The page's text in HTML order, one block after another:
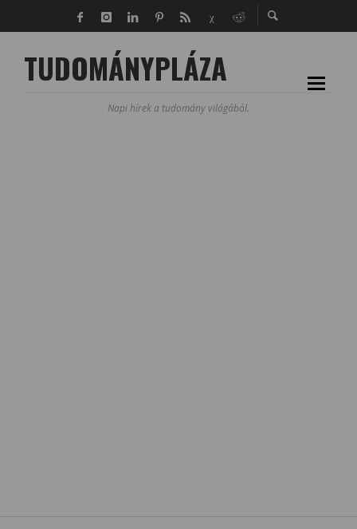
TUDOMÁNYPLÁZA
Napi hírek a tudomány világából.